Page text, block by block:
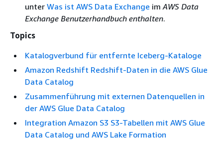
unter Was ist AWS Data Exchange imAWS Data
Exchange Benutzerhandbuch enthalten.
Topics
Katalogverbund für entfernte Iceberg-Kataloge
Amazon Redshift Redshift-Daten in die AWS Glue
Data Catalog
Zusammenführung mit externen Datenquellen in
der AWS Glue Data Catalog
Integration Amazon S3 S3-Tabellen mit AWS Glue
Data Catalog und AWS Lake Formation